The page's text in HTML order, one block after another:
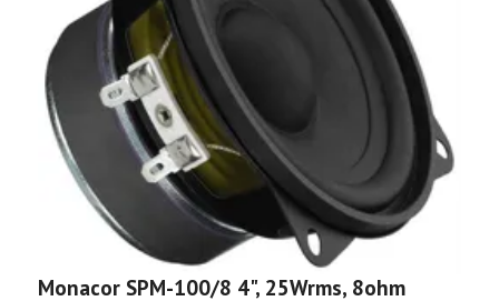
Monacor SPM-100/8 4", 25Wrms, 8ohm